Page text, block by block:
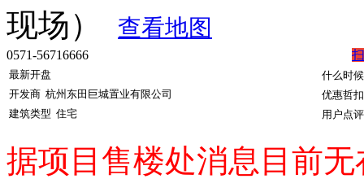
现场）
查看地图
0571-56716666
最新开盘
什么时
开发商 杭州东田巨城置业有限公司
优惠哲扣
建筑类型 住宅 用户点评
据项目售楼处消息目前